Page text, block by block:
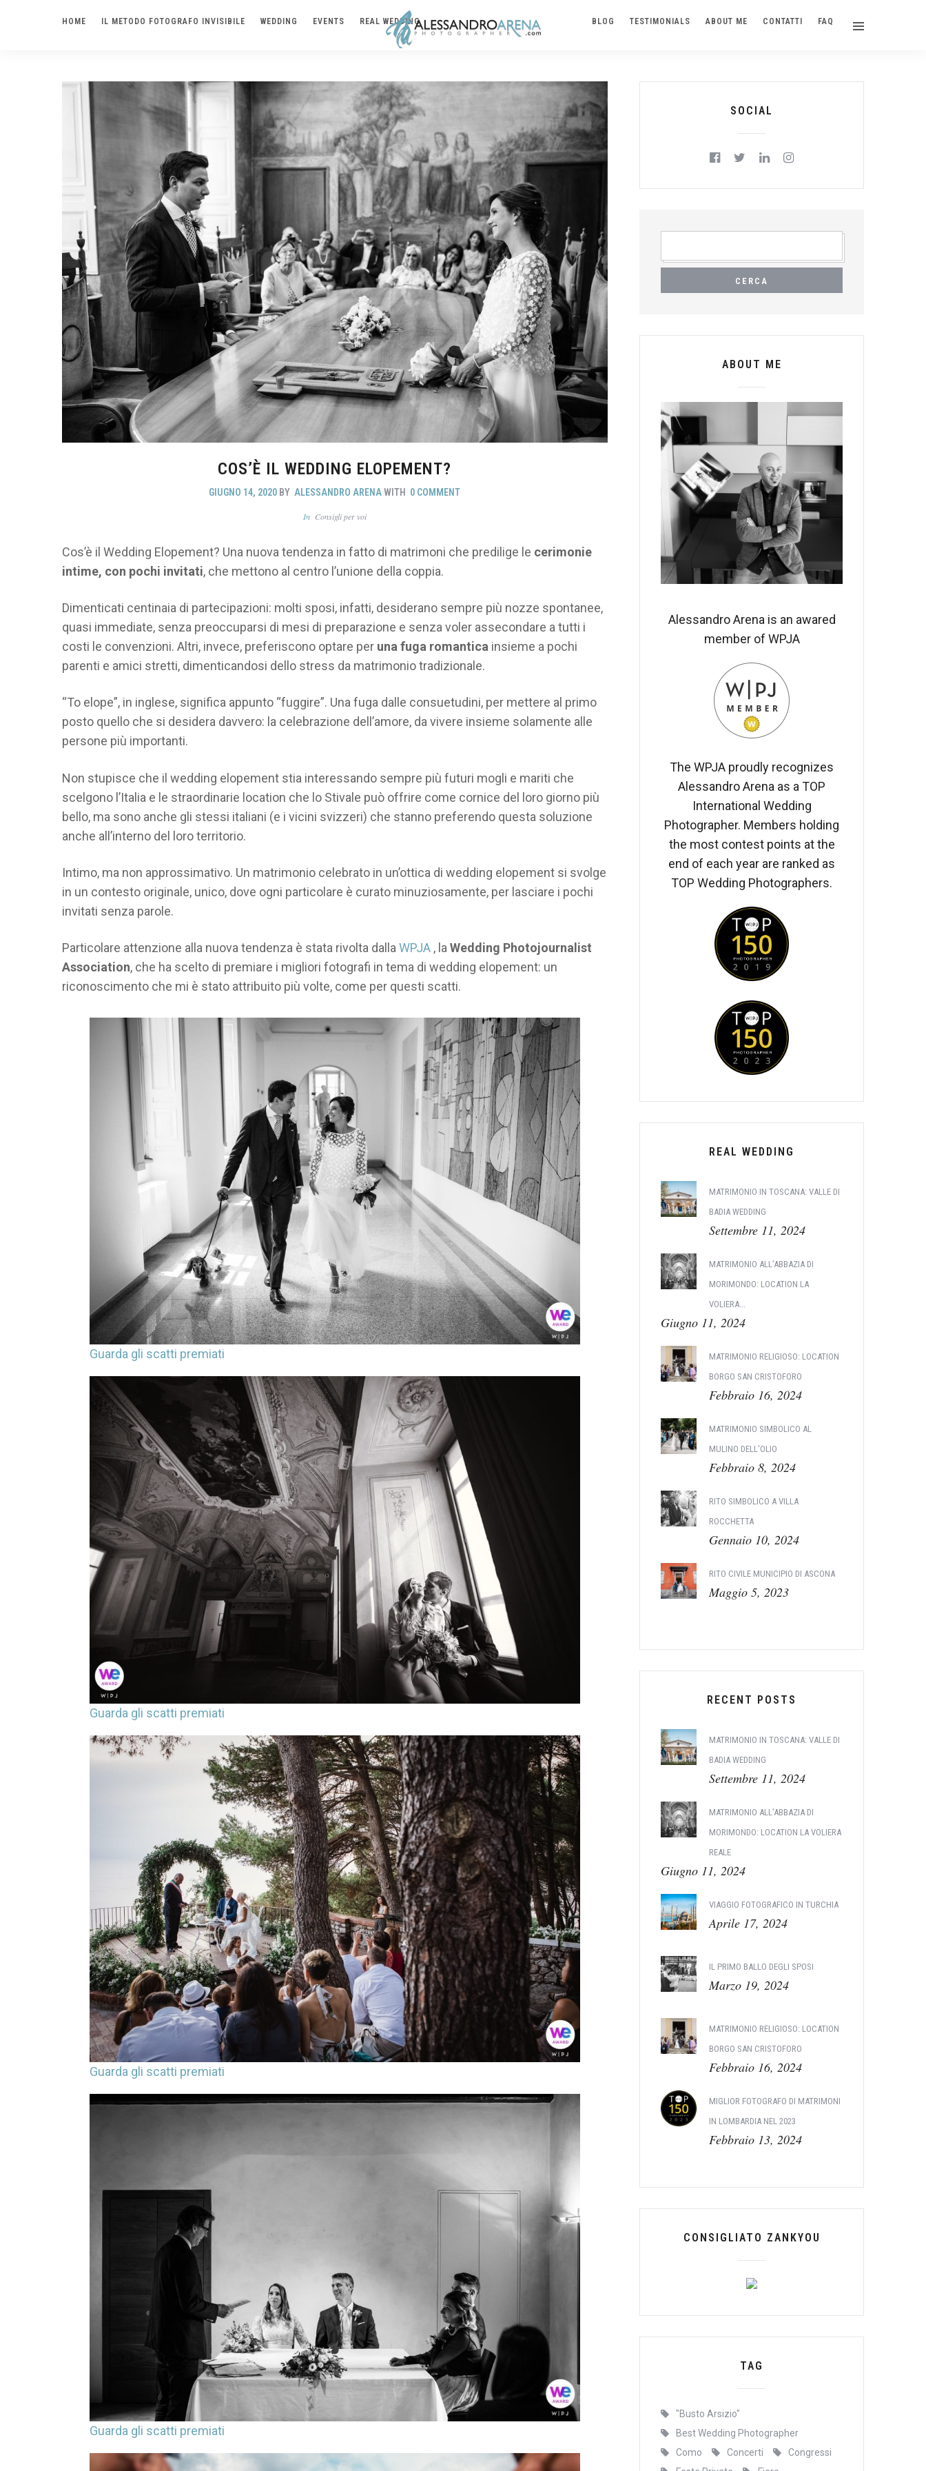
HOME IL METODO FOTOGRAFO INVISIBILE WEDDING EVENTS REAL WEDDING BLOG TESTIMONIALS ABOUT ME CONTATTI FAQ
COS’È IL WEDDING ELOPEMENT?
GIUGNO 14, 2020 BYALESSANDRO ARENA WITH 0 COMMENT
In Consigli per voi
Cos’è il Wedding Elopement? Una nuova tendenza in fatto di matrimoni che predilige le cerimonie
intime, con pochi invitati, che mettono al centro l’unione della coppia.
Dimenticati centinaia di partecipazioni: molti sposi, infatti, desiderano sempre più nozze spontanee,
quasi immediate, senza preoccuparsi di mesi di preparazione e senza voler assecondare a tutti i
costi le convenzioni. Altri, invece, preferiscono optare per una fuga romantica insieme a pochi
parenti e amici stretti, dimenticandosi dello stress da matrimonio tradizionale.
“To elope”, in inglese, significa appunto “fuggire”. Una fuga dalle consuetudini, per mettere al primo
posto quello che si desidera davvero: la celebrazione dell’amore, da vivere insieme solamente alle
persone più importanti.
Non stupisce che il wedding elopement stia interessando sempre più futuri mogli e mariti che
scelgono l’Italia e le straordinarie location che lo Stivale può offrire come cornice del loro giorno più
bello, ma sono anche gli stessi italiani (e i vicini svizzeri) che stanno preferendo questa soluzione
anche all’interno del loro territorio.
Intimo, ma non approssimativo. Un matrimonio celebrato in un’ottica di wedding elopement si svolge
in un contesto originale, unico, dove ogni particolare è curato minuziosamente, per lasciare i pochi
invitati senza parole.
Particolare attenzione alla nuova tendenza è stata rivolta dalla WPJA , la Wedding Photojournalist
Association, che ha scelto di premiare i migliori fotografi in tema di wedding elopement: un
riconoscimento che mi è stato attribuito più volte, come per questi scatti.
Guarda gli scatti premiati
Guarda gli scatti premiati
Guarda gli scatti premiati
Guarda gli scatti premiati
SOCIAL
ABOUT ME
Alessandro Arena is an awared
member of WPJA
The WPJA proudly recognizes
Alessandro Arena as a TOP
International Wedding
Photographer. Members holding
the most contest points at the
end of each year are ranked as
TOP Wedding Photographers.
REAL WEDDING
MATRIMONIO IN TOSCANA: VALLE DI
BADIA WEDDING
Settembre 11, 2024
MATRIMONIO ALL’ABBAZIA DI
MORIMONDO: LOCATION LA
VOLIERA...
Giugno 11, 2024
MATRIMONIO RELIGIOSO: LOCATION
BORGO SAN CRISTOFORO
Febbraio 16, 2024
MATRIMONIO SIMBOLICO AL
MULINO DELL'OLIO
Febbraio 8, 2024
RITO SIMBOLICO A VILLA
ROCCHETTA
Gennaio 10, 2024
RITO CIVILE MUNICIPIO DI ASCONA
Maggio 5, 2023
RECENT POSTS
MATRIMONIO IN TOSCANA: VALLE DI
BADIA WEDDING
Settembre 11, 2024
MATRIMONIO ALL’ABBAZIA DI
MORIMONDO: LOCATION LA VOLIERA
REALE
Giugno 11, 2024
VIAGGIO FOTOGRAFICO IN TURCHIA
Aprile 17, 2024
IL PRIMO BALLO DEGLI SPOSI
Marzo 19, 2024
MATRIMONIO RELIGIOSO: LOCATION
BORGO SAN CRISTOFORO
Febbraio 16, 2024
MIGLIOR FOTOGRAFO DI MATRIMONI
IN LOMBARDIA NEL 2023
Febbraio 13, 2024
CONSIGLIATO ZANKYOU
TAG
"Busto Arsizio"
Best Wedding Photographer
Como
Concerti
Congressi